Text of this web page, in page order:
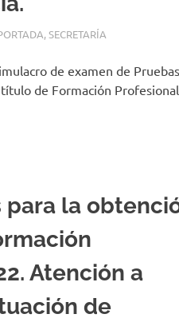
,SECRETARÍA
de examen de Pruebas
de Formación Profesional
para la
Atención a
de